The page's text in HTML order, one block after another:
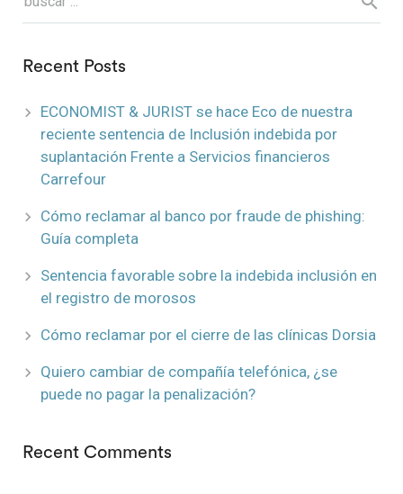
Recent Posts
ECONOMIST & JURIST se hace Eco de nuestra
reciente sentencia de Inclusión indebida por
suplantación Frente a Servicios financieros
Carrefour
Cómo reclamar al banco por fraude de phishing:
Guía completa
Sentencia favorable sobre la indebida inclusión en
el registro de morosos
Cómo reclamar por el cierre de las clínicas Dorsia
Quiero cambiar de compañía telefónica, ¿se
puede no pagar la penalización?
Recent Comments